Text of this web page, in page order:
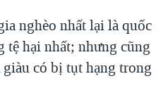
nghèo nhất lại là quốc
tệ hại nhất; nhưng cũng
có bị tụt hạng trong